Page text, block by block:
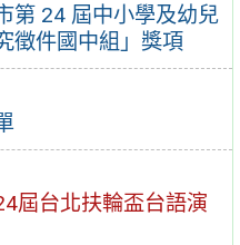
第 24 屆中小學及幼兒
徵件國中組」獎項
屆台北扶輪盃台語演